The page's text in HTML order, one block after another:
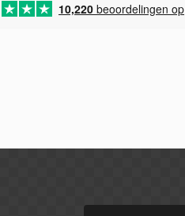
10,220 beoordelingen op